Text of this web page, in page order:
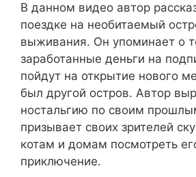
В данном видео автор
поездке на необитаемый
выживания. Он упоминает о
заработанные деньги на
пойдут на открытие нового
был другой остров. Автор
ностальгию по своим
призывает своих зрителей
котам и домам посмотреть
приключение.